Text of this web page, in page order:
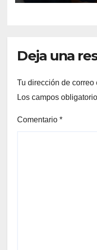
Deja una
Tu dirección de
Los campos
Comentario *